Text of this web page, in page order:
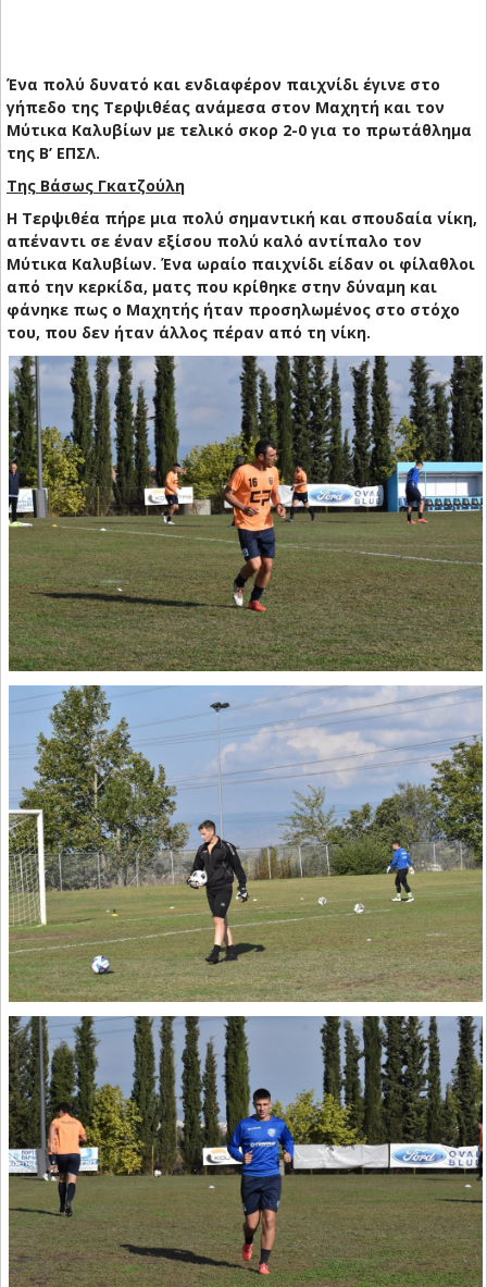
Ένα πολύ δυνατό και ενδιαφέρον παιχνίδι έγινε στο
γήπεδο της Τερψιθέας ανάμεσα στον Μαχητή και τον
Μύτικα Καλυβίων με τελικό σκορ 2-0 για το πρωτάθλημα
της Β’ ΕΠΣΛ.
Της Βάσως Γκατζούλη
Η Τερψιθέα πήρε μια πολύ σημαντική και σπουδαία νίκη,
απέναντι σε έναν εξίσου πολύ καλό αντίπαλο τον
Μύτικα Καλυβίων. Ένα ωραίο παιχνίδι είδαν οι φίλαθλοι
από την κερκίδα, ματς που κρίθηκε στην δύναμη και
φάνηκε πως ο Μαχητής ήταν προσηλωμένος στο στόχο
του, που δεν ήταν άλλος πέραν από τη νίκη.